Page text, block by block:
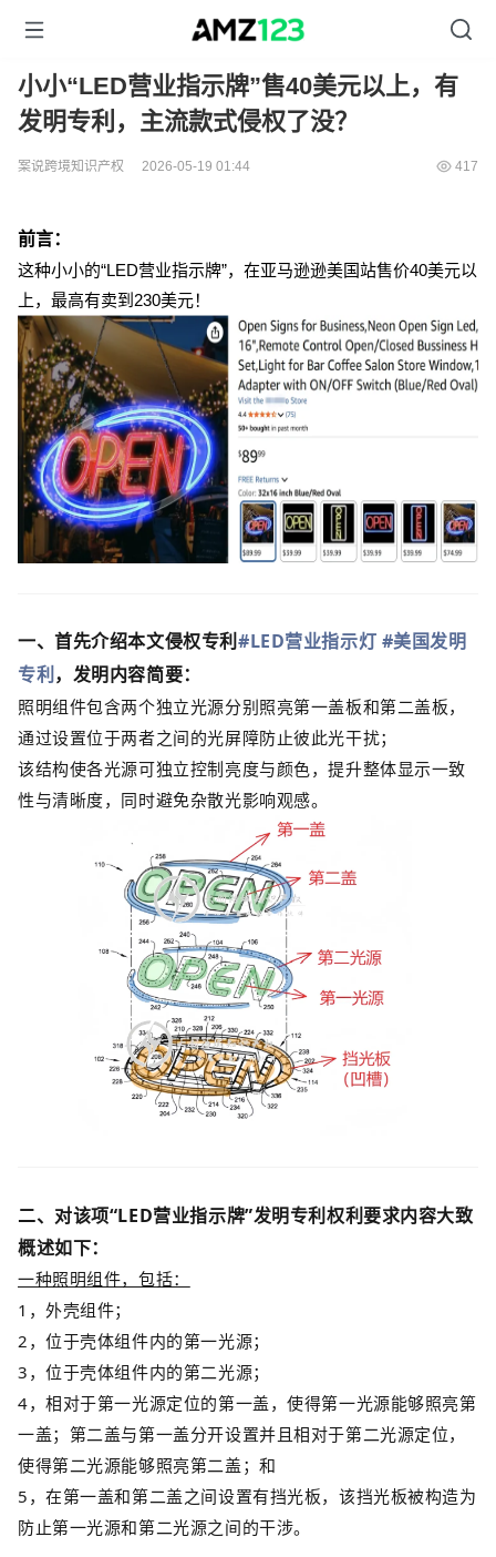
小小“LED营业指示牌”售40美元以上，有
发明专利，主流款式侵权了没？
案说跨境知识产权 2026-05-19 01:44 417
前言：
这种小小的“LED营业指示牌”，在亚马逊逊美国站售价40美元以
上，最高有卖到230美元！
一、首先介绍本文侵权专利 #LED营业指示灯 #美国发明
专利 ，发明内容简要：
照明组件包含两个独立光源分别照亮第一盖板和第二盖板，
通过设置位于两者之间的光屏障防止彼此光干扰；
该结构使各光源可独立控制亮度与颜色，提升整体显示一致
性与清晰度，同时避免杂散光影响观感。
二、对该项“LED营业指示牌”发明专利权利要求内容大致
概述如下：
一种照明组件，包括：
1，外壳组件；
2，位于壳体组件内的第一光源；
3，位于壳体组件内的第二光源；
4，相对于第一光源定位的第一盖，使得第一光源能够照亮第
一盖； 第二盖与第一盖分开设置并且相对于第二光源定位，
使得第二光源能够照亮第二盖；和
5，在第一盖和第二盖之间设置有挡光板，该挡光板被构造为
防止第一光源和第二光源之间的干涉。